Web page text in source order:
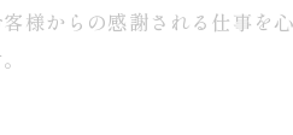
様からの感謝される仕事を